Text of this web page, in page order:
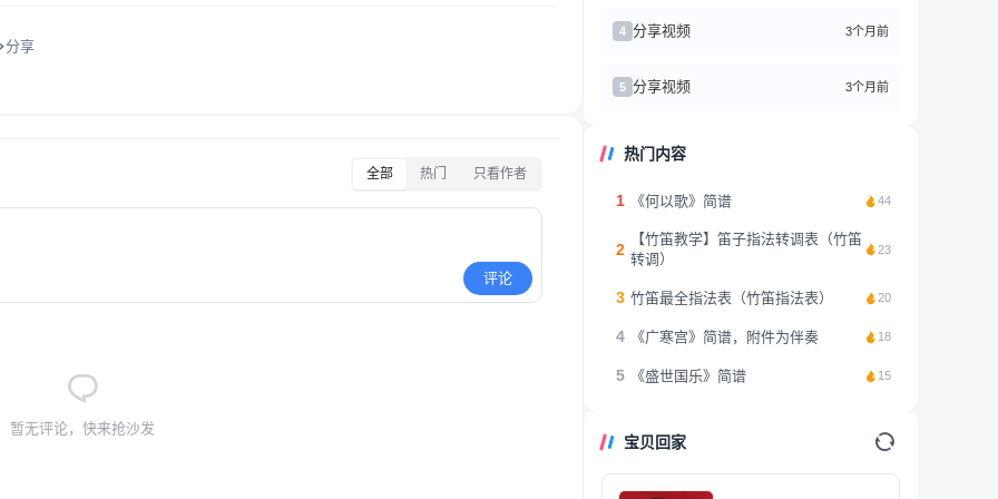
分享
全部 热门 只看作者
评论
暂无评论，快来抢沙发
4 分享视频 3个月前
5 分享视频 3个月前
热门内容
1 《何以歌》简谱 44
2
【竹笛教学】笛子指法转调表（竹笛
转调）
23
3 竹笛最全指法表（竹笛指法表） 20
4 《广寒宫》简谱，附件为伴奏 18
5 《盛世国乐》简谱 15
宝贝回家